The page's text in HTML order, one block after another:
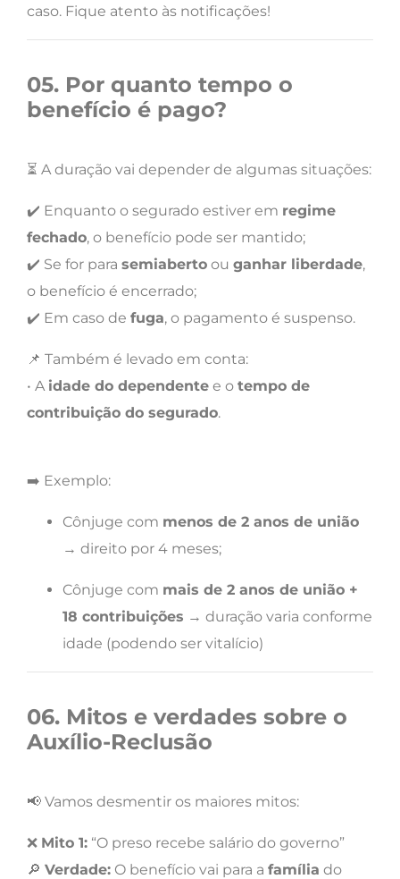
caso. Fique atento às notificações!
05. Por quanto tempo o
benefício é pago?
⏳ A duração vai depender de algumas situações:
✔️ Enquanto o segurado estiver em regime
fechado, o benefício pode ser mantido;
✔️ Se for para semiaberto ou ganhar liberdade,
o benefício é encerrado;
✔️ Em caso de fuga, o pagamento é suspenso.
📌 Também é levado em conta:
• A idade do dependente e o tempo de
contribuição do segurado.
➡️ Exemplo:
Cônjuge com menos de 2 anos de união
→ direito por 4 meses;
Cônjuge com mais de 2 anos de união +
18 contribuições → duração varia conforme
idade (podendo ser vitalício)
06. Mitos e verdades sobre o
Auxílio-Reclusão
📢 Vamos desmentir os maiores mitos:
❌ Mito 1: “O preso recebe salário do governo”
🔎 Verdade: O benefício vai para a família do